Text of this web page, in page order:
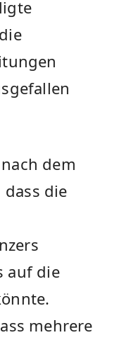
dem
die
auf die
mehrere